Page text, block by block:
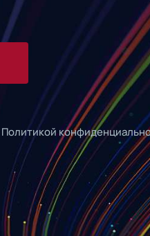
Политикой